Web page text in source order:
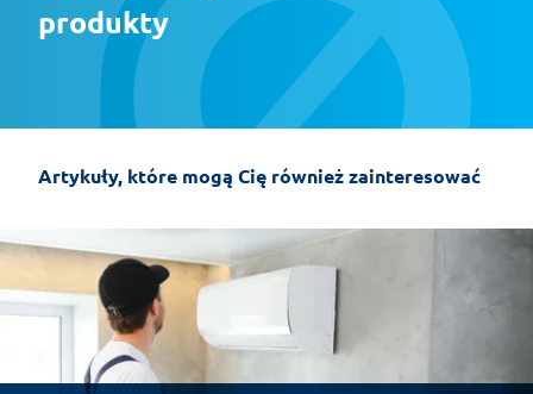
produkty
Artykuły, które mogą Cię również zainteresować